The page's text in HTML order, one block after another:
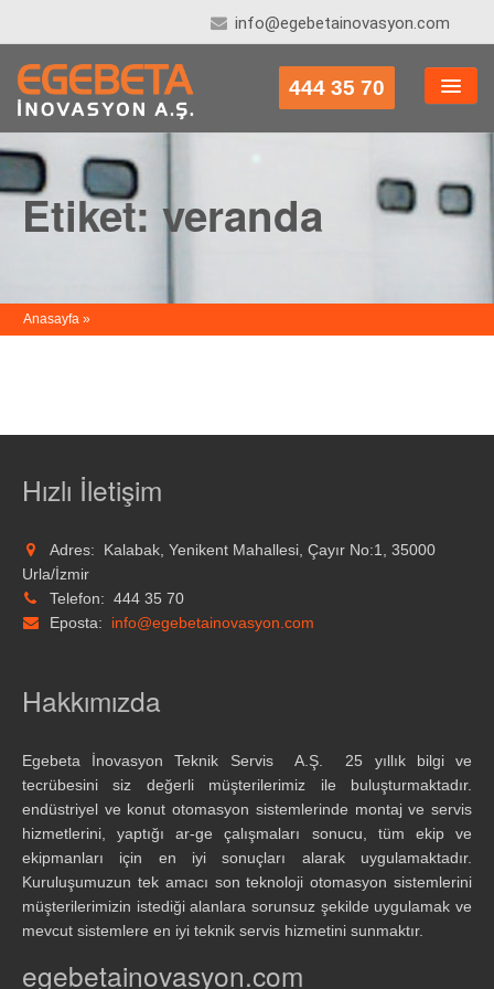
info@egebetainovasyon.com
444 35 70
HAKKIMIZDA
KONUT SISTEMLERI
TICARI SISTEMLER
İLETIŞIM
Etiket: veranda
Anasayfa »
Hızlı İletişim
Adres:
Kalabak, Yenikent Mahallesi, Çayır No:1, 35000
Urla/İzmir
Telefon: 444 35 70
Eposta:
info@egebetainovasyon.com
Hakkımızda
Egebeta İnovasyon Teknik Servis A.Ş. 25 yıllık bilgi ve
tecrübesini siz değerli müşterilerimiz ile buluşturmaktadır.
endüstriyel ve konut otomasyon sistemlerinde montaj ve servis
hizmetlerini, yaptığı ar-ge çalışmaları sonucu, tüm ekip ve
ekipmanları için en iyi sonuçları alarak uygulamaktadır.
Kuruluşumuzun tek amacı son teknoloji otomasyon sistemlerini
müşterilerimizin istediği alanlara sorunsuz şekilde uygulamak ve
mevcut sistemlere en iyi teknik servis hizmetini sunmaktır.
egebetainovasyon.com